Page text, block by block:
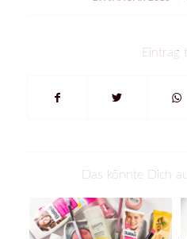
Eintrag
Das könnte Dich